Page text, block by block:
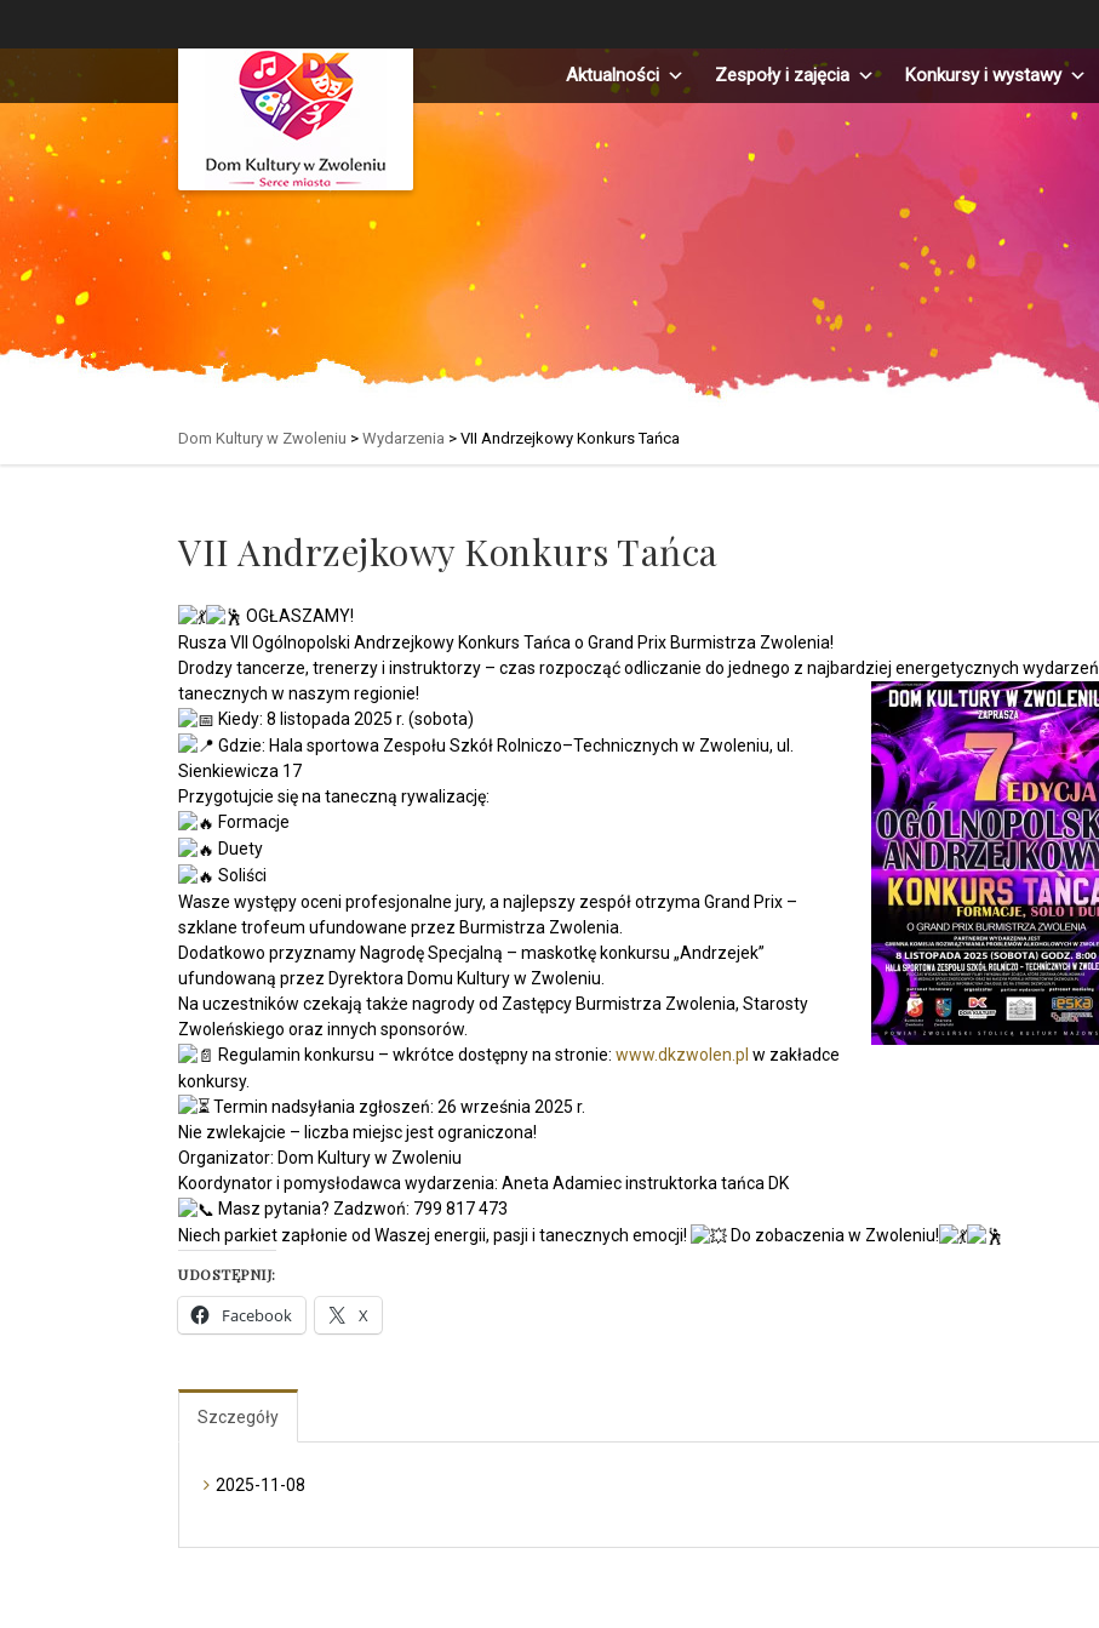
Aktualności Zespoły i zajęcia Konkursy i wystawy
Dom Kultury w Zwoleniu > Wydarzenia > VII Andrzejkowy Konkurs Tańca
VII Andrzejkowy Konkurs Tańca
OGŁASZAMY!
Rusza VII Ogólnopolski Andrzejkowy Konkurs Tańca o Grand Prix Burmistrza Zwolenia!
Drodzy tancerze, trenerzy i instruktorzy – czas rozpocząć odliczanie do jednego z najbardziej energetycznych wydarzeń
tanecznych w naszym regionie!
Kiedy: 8 listopada 2025 r. (sobota)
Gdzie: Hala sportowa Zespołu Szkół Rolniczo–Technicznych w Zwoleniu, ul.
Sienkiewicza 17
Przygotujcie się na taneczną rywalizację:
Formacje
Duety
Soliści
Wasze występy oceni profesjonalne jury, a najlepszy zespół otrzyma Grand Prix –
szklane trofeum ufundowane przez Burmistrza Zwolenia.
Dodatkowo przyznamy Nagrodę Specjalną – maskotkę konkursu „Andrzejek”
ufundowaną przez Dyrektora Domu Kultury w Zwoleniu.
Na uczestników czekają także nagrody od Zastępcy Burmistrza Zwolenia, Starosty
Zwoleńskiego oraz innych sponsorów.
Regulamin konkursu – wkrótce dostępny na stronie: www.dkzwolen.pl w zakładce
konkursy.
Termin nadsyłania zgłoszeń: 26 września 2025 r.
Nie zwlekajcie – liczba miejsc jest ograniczona!
Organizator: Dom Kultury w Zwoleniu
Koordynator i pomysłodawca wydarzenia: Aneta Adamiec instruktorka tańca DK
Masz pytania? Zadzwoń: 799 817 473
Niech parkiet zapłonie od Waszej energii, pasji i tanecznych emocji!
Do zobaczenia w Zwoleniu!
UDOSTĘPNIJ:
Facebook X
Szczegóły
2025-11-08